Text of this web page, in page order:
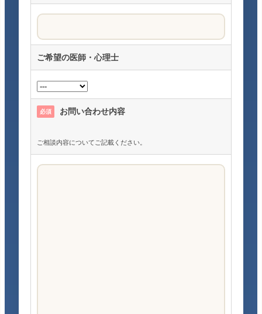
ご希望の医師・心理士
必須 お問い合わせ内容
ご相談内容についてご記載ください。